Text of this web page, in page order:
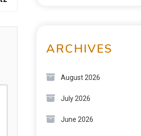
ARCHIVES
August 2026
July 2026
June 2026